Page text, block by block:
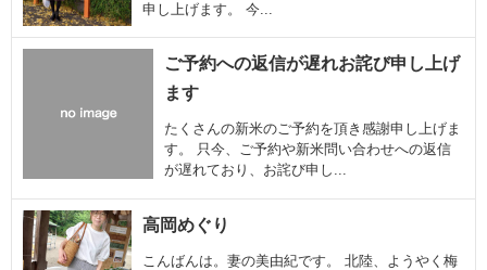
申し上げます。 今...
ご予約への返信が遅れお詫び申し上げ
ます
たくさんの新米のご予約を頂き感謝申し上げま
す。 只今、ご予約や新米問い合わせへの返信
が遅れており、お詫び申し...
高岡めぐり
こんばんは。妻の美由紀です。 北陸、ようやく梅